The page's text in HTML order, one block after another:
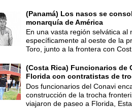
(Panamá) Los nasos se
monarquía de América
En una vasta región selvática al
específicamente al oeste de la
Toro, junto a la frontera con
(Costa Rica) Funcionarios de
Florida con contratistas de
Dos funcionarios del Conavi
construcción de la trocha
viajaron de paseo a Florida,